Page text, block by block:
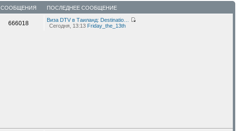
СООБЩЕНИЯ ПОСЛЕДНЕЕ СООБЩЕНИЕ
666018
Виза DTV в Таиланд: Destinatio…
Сегодня, 13:13 Friday_the_13th